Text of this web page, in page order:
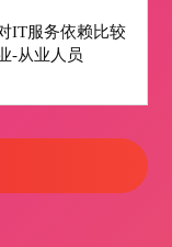
IT服务依赖比较
-从业人员